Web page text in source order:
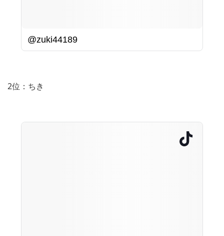
@zuki44189
2位：ちき